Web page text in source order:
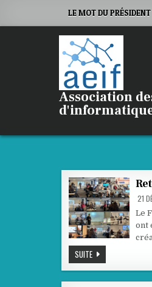
LE MOT DU PRÉSIDENT
Association
21
Le
ont
SUITERETOUR
SUR
LE